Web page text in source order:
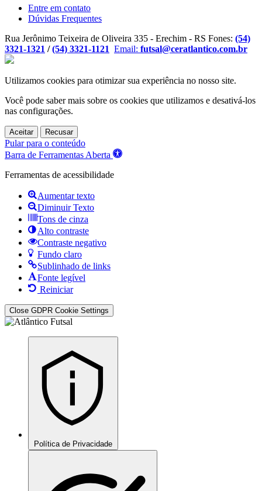
Entre em contato
Dúvidas Frequentes
Rua Jerônimo Teixeira de Oliveira 335 - Erechim - RS Fones: (54)
3321-1321 /(54) 3321-1121 Email: futsal@ceratlantico.com.br
Utilizamos cookies para otimizar sua experiência no nosso site.
Você pode saber mais sobre os cookies que utilizamos e desativá-los
nas configurações.
Aceitar Recusar
Pular para o conteúdo
Barra de Ferramentas Aberta
Ferramentas de acessibilidade
Aumentar texto
Diminuir Texto
Tons de cinza
Alto contraste
Contraste negativo
Fundo claro
Sublinhado de links
Fonte legível
Reiniciar
Close GDPR Cookie Settings
Política de Privacidade